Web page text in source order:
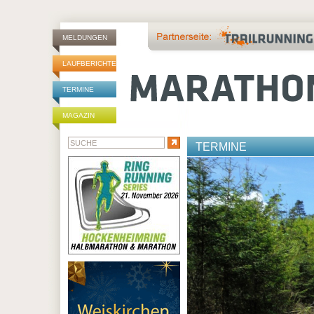
MELDUNGEN
LAUFBERICHTE
TERMINE
MAGAZIN
TERMINE